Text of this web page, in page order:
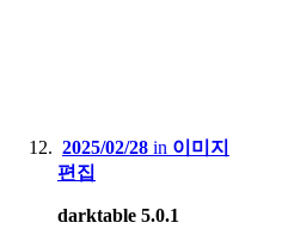
2025/02/28 in 이미지
편집
darktable 5.0.1